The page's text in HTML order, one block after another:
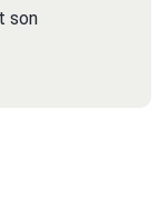
son